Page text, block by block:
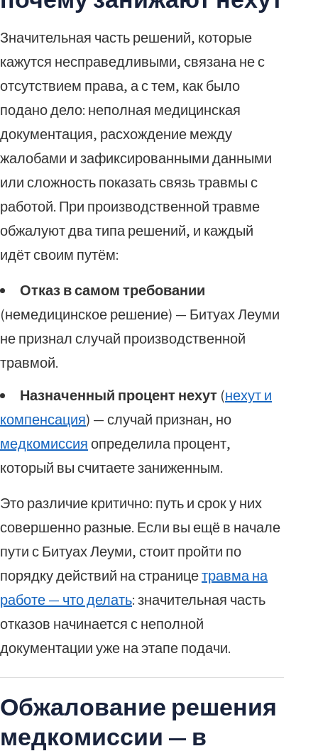
Значительная часть решений, которые
кажутся несправедливыми, связана не с
отсутствием права, а с тем, как было
подано дело: неполная медицинская
документация, расхождение между
жалобами и зафиксированными данными
или сложность показать связь травмы с
работой. При производственной травме
обжалуют два типа решений, и каждый
идёт своим путём:
Отказ в самом требовании
(немедицинское решение) — Битуах Леуми
не признал случай производственной
травмой.
Назначенный процент нехут (нехут и
компенсация) — случай признан, но
медкомиссияопределила процент,
который вы считаете заниженным.
Это различие критично: путь и срок у них
совершенно разные. Если вы ещё в начале
пути с Битуах Леуми, стоит пройти по
порядку действий на страницетравма на
работе — что делать: значительная часть
отказов начинается с неполной
документации уже на этапе подачи.
Обжалование решения
медкомиссии — в